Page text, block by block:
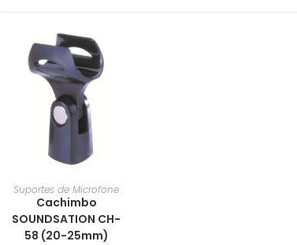
Suportes de Microfone
Cachimbo
SOUNDSATION CH-
58 (20-25mm)